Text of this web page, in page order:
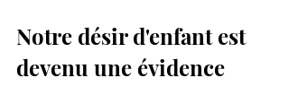
Notre désir d'enfant est
devenu une évidence